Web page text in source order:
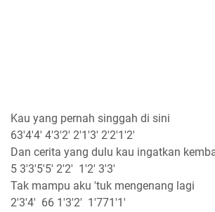
Kau yang pernah singgah di sini
63'4'4' 4'3'2' 2'1'3' 2'2'1'2'
Dan cerita yang dulu kau ingatkan
5 3'3'5'5' 2'2' 1'2' 3'3'
Tak mampu aku 'tuk mengenang lagi
2'3'4' 66 1'3'2' 1'771'1'